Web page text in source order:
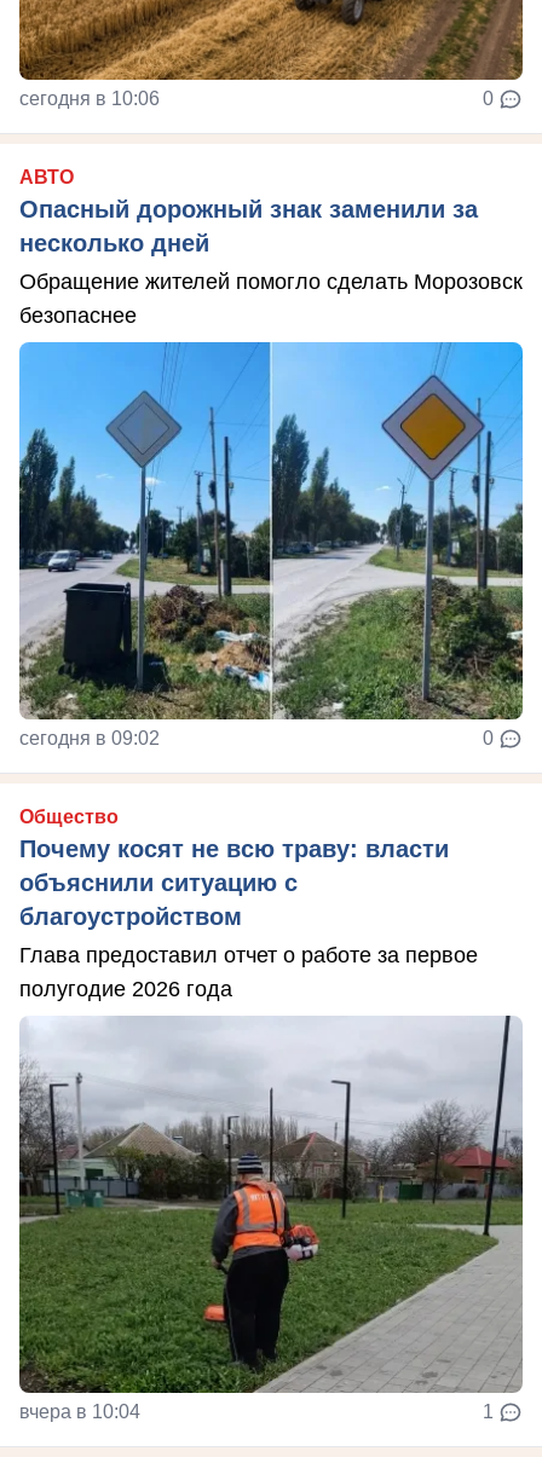
сегодня в 10:06 0
АВТО
Опасный дорожный знак заменили за
несколько дней
Обращение жителей помогло сделать Морозовск
безопаснее
сегодня в 09:02 0
Общество
Почему косят не всю траву: власти
объяснили ситуацию с
благоустройством
Глава предоставил отчет о работе за первое
полугодие 2026 года
вчера в 10:04 1